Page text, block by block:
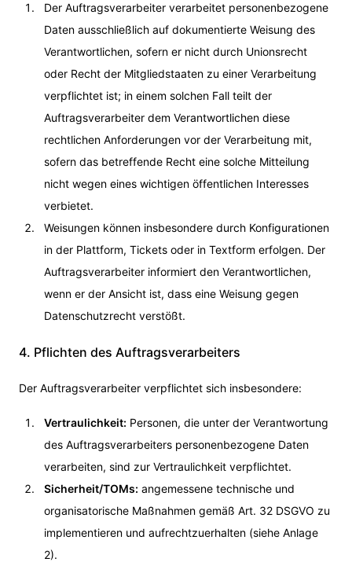
Der Auftragsverarbeiter verarbeitet personenbezogene
Daten ausschließlich auf dokumentierte Weisung des
Verantwortlichen, sofern er nicht durch Unionsrecht
oder Recht der Mitgliedstaaten zu einer Verarbeitung
verpflichtet ist; in einem solchen Fall teilt der
Auftragsverarbeiter dem Verantwortlichen diese
rechtlichen Anforderungen vor der Verarbeitung mit,
sofern das betreffende Recht eine solche Mitteilung
nicht wegen eines wichtigen öffentlichen Interesses
verbietet.
Weisungen können insbesondere durch Konfigurationen
in der Plattform, Tickets oder in Textform erfolgen. Der
Auftragsverarbeiter informiert den Verantwortlichen,
wenn er der Ansicht ist, dass eine Weisung gegen
Datenschutzrecht verstößt.
4. Pflichten des Auftragsverarbeiters
Der Auftragsverarbeiter verpflichtet sich insbesondere:
Vertraulichkeit: Personen, die unter der Verantwortung
des Auftragsverarbeiters personenbezogene Daten
verarbeiten, sind zur Vertraulichkeit verpflichtet.
Sicherheit/TOMs: angemessene technische und
organisatorische Maßnahmen gemäß Art. 32 DSGVO zu
implementieren und aufrechtzuerhalten (siehe Anlage
2).